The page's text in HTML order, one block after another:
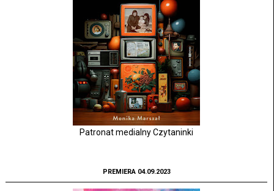
Patronat medialny Czytaninki
PREMIERA 04.09.2023